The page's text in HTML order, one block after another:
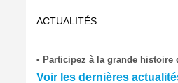
ACTUALITÉS
• Participez à la grande histoire
Voir les dernières